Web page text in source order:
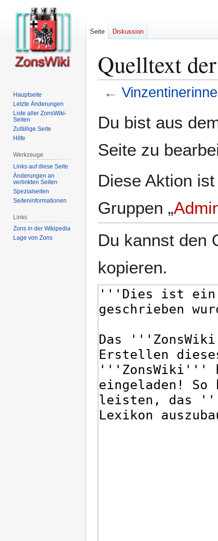
Quelltext
←
Navigation
Suche
Du bist aus
Seite zu
Diese Aktion
Gruppen „
Du kannst den
kopieren.
Seite Diskussion
Hauptseite
Letzte Änderungen
Liste aller ZonsWiki-
Seiten
Zufällige Seite
Hilfe
Werkzeuge
Links auf diese Seite
Änderungen an
verlinkten Seiten
Spezialseiten
Seiten­­informationen
Links
Zons in der Wikipedia
Lage von Zons